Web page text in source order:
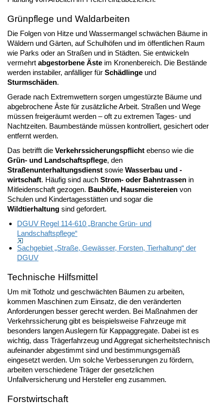
Grünpflege und Waldarbeiten
Die Folgen von Hitze und Wassermangel schwächen Bäume in
Wäldern und Gärten, auf Schulhöfen und im öffentlichen Raum
wie Parks oder an Straßen und in Städten. Sie entwickeln
vermehrt abgestorbene Äste im Kronenbereich. Die Bestände
werden instabiler, anfälliger für Schädlinge und
Sturmschäden.
Gerade nach Extremwettern sorgen umgestürzte Bäume und
abgebrochene Äste für zusätzliche Arbeit. Straßen und Wege
müssen freigeräumt werden – oft zu extremen Tages- und
Nachtzeiten. Baumbestände müssen kontrolliert, gesichert oder
entfernt werden.
Das betrifft die Verkehrssicherungspflicht ebenso wie die
Grün- und Landschaftspflege, den
Straßenunterhaltungsdienst sowie Wasserbau und -
wirtschaft. Häufig sind auch Strom- oder Bahntrassen in
Mitleidenschaft gezogen. Bauhöfe, Hausmeistereien von
Schulen und Kindertagesstätten und sogar die
Wildtierhaltung sind gefordert.
DGUV Regel 114-610 „Branche Grün- und
Landschaftspflege“
Sachgebiet „Straße, Gewässer, Forsten, Tierhaltung“ der
DGUV
Technische Hilfsmittel
Um mit Totholz und geschwächten Bäumen zu arbeiten,
kommen Maschinen zum Einsatz, die den veränderten
Anforderungen besser gerecht werden. Bei Maßnahmen der
Verkehrssicherung gibt es beispielsweise Fahrzeuge mit
besonders langen Auslegern für Kappaggregate. Dabei ist es
wichtig, dass Trägerfahrzeug und Aggregat sicherheitstechnisch
aufeinander abgestimmt sind und bestimmungsgemäß
eingesetzt werden. Um solche Verbesserungen zu fördern,
arbeiten verschiedene Träger der gesetzlichen
Unfallversicherung und Hersteller eng zusammen.
Forstwirtschaft